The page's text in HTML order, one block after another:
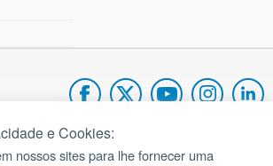
João Paulo II
e Cookies:
nossos sites para lhe fornecer uma